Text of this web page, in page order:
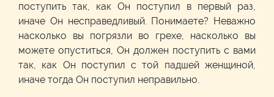
поступить так, как Он поступил в первый раз,
иначе Он несправедливый. Понимаете? Неважно
насколько вы погрязли во грехе, насколько вы
можете опуститься, Он должен поступить с вами
так, как Он поступил с той падшей женщиной,
иначе тогда Он поступил неправильно.